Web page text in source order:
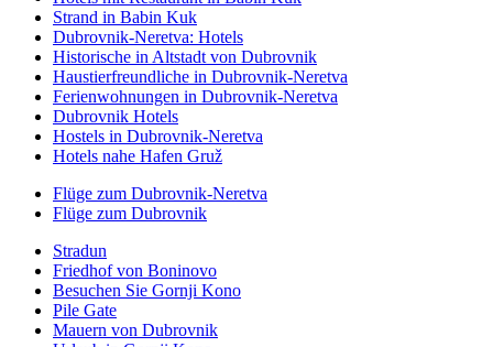
Strand in Babin Kuk
Dubrovnik-Neretva: Hotels
Historische in Altstadt von Dubrovnik
Haustierfreundliche in Dubrovnik-Neretva
Ferienwohnungen in Dubrovnik-Neretva
Dubrovnik Hotels
Hostels in Dubrovnik-Neretva
Hotels nahe Hafen Gruž
Flüge zum Dubrovnik-Neretva
Flüge zum Dubrovnik
Stradun
Friedhof von Boninovo
Besuchen Sie Gornji Kono
Pile Gate
Mauern von Dubrovnik